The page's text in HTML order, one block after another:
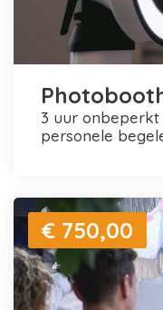
3 uur onbeperkt foto's maken en printen +
personele
€ 750,00